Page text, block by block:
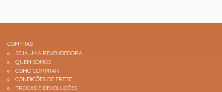
COMPRAS
SEJA UMA REVENDEDORA
QUEM SOMOS
COMO COMPRAR
CONDIÇÕES DE FRETE
TROCAS E DEVOLUÇÕES